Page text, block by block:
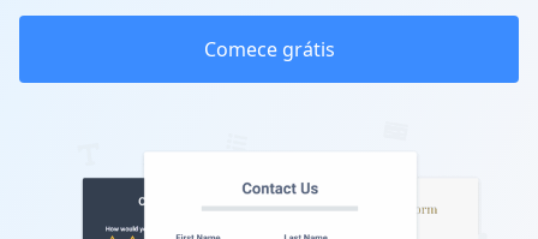
Comece grátis